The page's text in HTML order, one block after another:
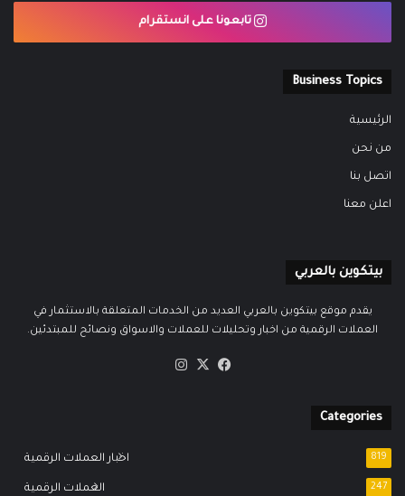
تابعونا على انستقرام
Business Topics
الرئيسية
من نحن
اتصل بنا
اعلن معنا
بيتكوين بالعربي
يقدم موقع بيتكوين بالعربي العديد من الخدمات المتعلقة بالاستثمار في
العملات الرقمية من اخبار وتحليلات للعملات والاسواق ونصائح للمبتدئين.
فيسبوك
‫X
Categories
اخبار العملات الرقمية 819
العملات الرقمية 247